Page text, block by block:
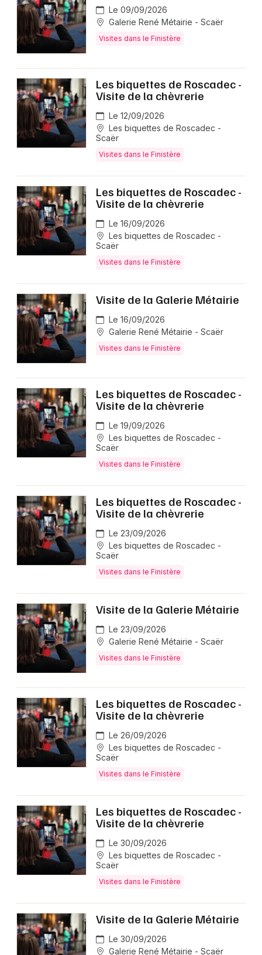
Le 09/09/2026
Galerie René Métairie - Scaër
Visites dans le Finistère
Les biquettes de Roscadec -
Visite de la chèvrerie
Le 12/09/2026
Les biquettes de Roscadec -
Scaër
Visites dans le Finistère
Les biquettes de Roscadec -
Visite de la chèvrerie
Le 16/09/2026
Les biquettes de Roscadec -
Scaër
Visites dans le Finistère
Visite de la Galerie Métairie
Le 16/09/2026
Galerie René Métairie - Scaër
Visites dans le Finistère
Les biquettes de Roscadec -
Visite de la chèvrerie
Le 19/09/2026
Les biquettes de Roscadec -
Scaër
Visites dans le Finistère
Les biquettes de Roscadec -
Visite de la chèvrerie
Le 23/09/2026
Les biquettes de Roscadec -
Scaër
Visites dans le Finistère
Visite de la Galerie Métairie
Le 23/09/2026
Galerie René Métairie - Scaër
Visites dans le Finistère
Les biquettes de Roscadec -
Visite de la chèvrerie
Le 26/09/2026
Les biquettes de Roscadec -
Scaër
Visites dans le Finistère
Les biquettes de Roscadec -
Visite de la chèvrerie
Le 30/09/2026
Les biquettes de Roscadec -
Scaër
Visites dans le Finistère
Visite de la Galerie Métairie
Le 30/09/2026
Galerie René Métairie - Scaër